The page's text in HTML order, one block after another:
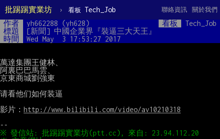
批踢踢實業坊 › 看板 Tech_Job 關於我們
聯絡資訊
作者 yh662288 (yh628) 看板
Tech_Job
標題
[新聞] 中國企業界『裝逼三大天王』
時間
Wed May  3 17:53:27 2017
萬達集團王健林、
阿裏巴巴馬雲、
京東商城劉強東
请看他们如何装逼
影片： http://www.bilibili.com/video/av10210318